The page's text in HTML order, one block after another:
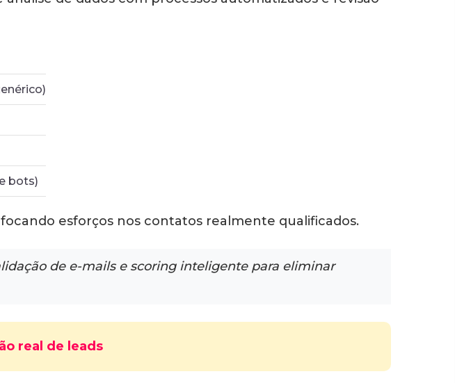
bots)
esforços nos contatos realmente qualificados.
de e-mails e scoring inteligente para eliminar
real de leads